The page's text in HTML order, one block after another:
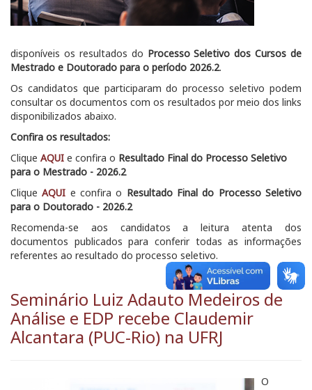
disponíveis os resultados do Processo Seletivo dos Cursos de
Mestrado e Doutorado para o período 2026.2.
Os candidatos que participaram do processo seletivo podem
consultar os documentos com os resultados por meio dos links
disponibilizados abaixo.
Confira os resultados:
Clique AQUI e confira o Resultado Final do Processo Seletivo
para o Mestrado - 2026.2
CliqueAQUI e confira o Resultado Final do Processo Seletivo
para o Doutorado - 2026.2
Recomenda-se aos candidatos a leitura atenta dos
documentos publicados para conferir todas as informações
referentes ao resultado do processo seletivo.
Seminário Luiz Adauto Medeiros de
Análise e EDP recebe Claudemir
Alcantara (PUC-Rio) na UFRJ
O